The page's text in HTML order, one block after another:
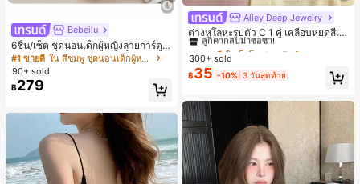
Bebeilu
6ชิ้น/เซ็ต ชุดนอนเด็กผู้หญิงลายการ์ตูน
หมีและดอกไม้ คอกลม แขนสั้น กางเกง
ขาสั้น ขอบระบาย สวมใส่สบาย
#1 ขายดี
ใน สีชมพู ชุดนอนเด็กผู้หญิง
90+ sold
฿279
Alley Deep Jewelry
ต่างหูโลหะรูปตัว C 1 คู่ เคลือบหยดสีเห
ลือง ลายจุดสีน้ำเงิน สไตล์ยุโรปและอเม
ริกัน แฟชั่นส่วนตัว หวานและสง่างาม
สำหรับผู้หญิงและเด็กหญิง สำหรับการเ
ดินทาง งานแต่งงาน ปาร์ตี้ วันเกิด ของ
#1 ขายดี ใน โบโฮ ต่างหูผู้หญิง
ลูกค้ากลับมาซื้อซ้ำ!
เกือบหมดแล้ว!
#1 ขายดี ใน โบโฮ ต่างหูผู้หญิง
ลูกค้ากลับมาซื้อซ้ำ!
เกือบหมดแล้ว!
#1 ขายดี ใน โบโฮ ต่างหูผู้หญิง
ลูกค้ากลับมาซื้อซ้ำ!
เกือบหมดแล้ว!
#1 ขายดี ใน โบโฮ ต่างหูผู้หญิง
เกือบหมดแล้ว!
300+ sold
฿35 -10% 3 วันสุดท้าย